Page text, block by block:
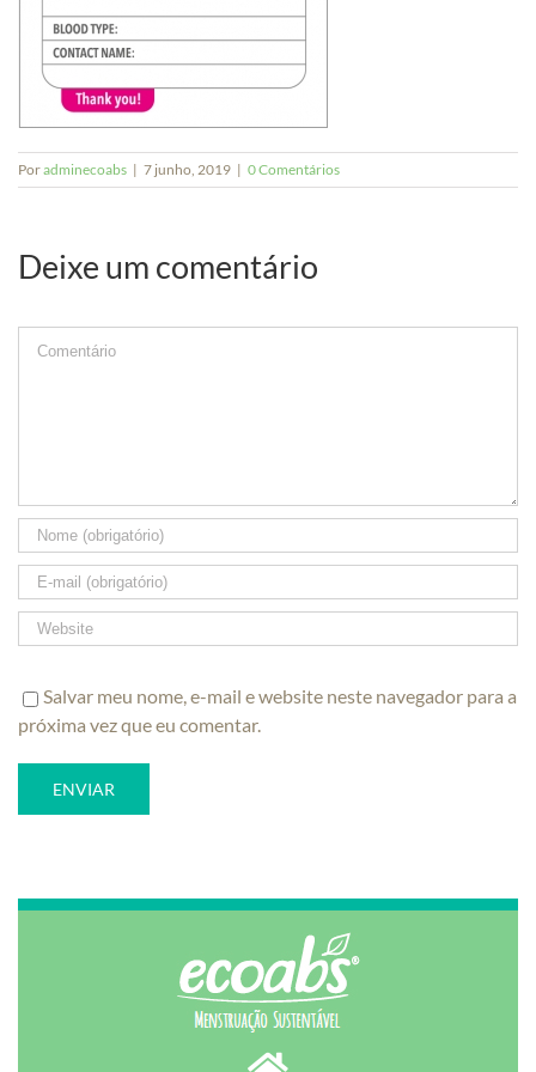
Poradminecoabs | 7 junho, 2019 | 0 Comentários
Deixe um comentário
Comment
Salvar meu nome, e-mail e website neste navegador para a
próxima vez que eu comentar.